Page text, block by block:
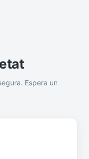
Espera un